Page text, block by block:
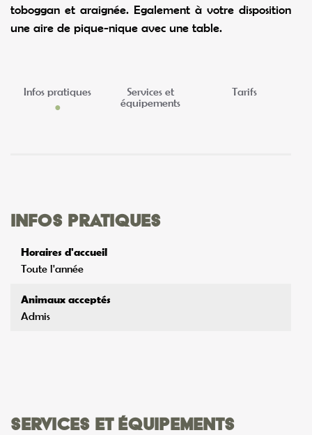
toboggan et araignée. Egalement à votre disposition
une aire de pique-nique avec une table.
Infos pratiques
Services et
équipements
Tarifs
Infos pratiques
Horaires d'accueil
Toute l'année
Animaux acceptés
Admis
Services et équipements